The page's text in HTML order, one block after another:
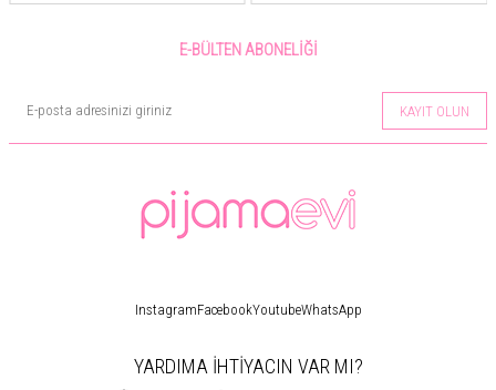
E-BÜLTEN ABONELIĞI
KAYIT OLUN
InstagramFacebookYoutubeWhatsApp
YARDIMA İHTİYACIN VAR MI?